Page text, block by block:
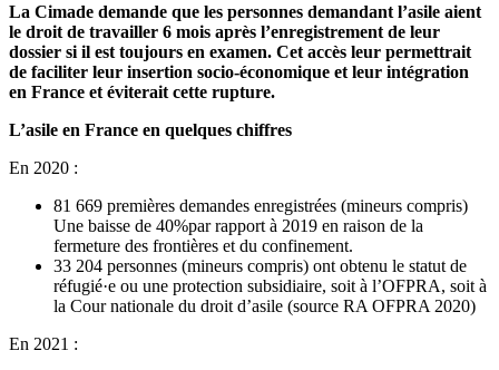
La Cimade demande que les personnes demandant l’asile aient
le droit de travailler 6 mois après l’enregistrement de leur
dossier si il est toujours en examen. Cet accès leur permettrait
de faciliter leur insertion socio-économique et leur intégration
en France et éviterait cette rupture.
L’asile en France en quelques chiffres
En 2020 :
81 669 premières demandes enregistrées (mineurs compris)
Une baisse de 40%par rapport à 2019 en raison de la
fermeture des frontières et du confinement.
33 204 personnes (mineurs compris) ont obtenu le statut de
réfugié·e ou une protection subsidiaire, soit à l’OFPRA, soit à
la Cour nationale du droit d’asile (source RA OFPRA 2020)
En 2021 :